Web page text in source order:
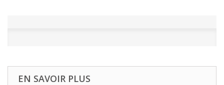
EN SAVOIR PLUS